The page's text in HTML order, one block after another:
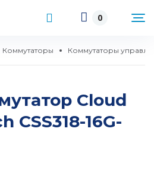
0
Коммутаторы Коммутаторы
Cloud
CSS318-16G-